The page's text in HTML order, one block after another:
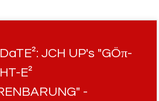
JCH UP's "GÖπ-
E²
-